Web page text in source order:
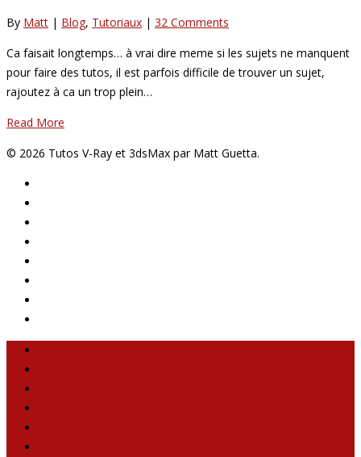
By Matt | Blog, Tutoriaux | 32 Comments
Ca faisait longtemps… à vrai dire meme si les sujets ne manquent
pour faire des tutos, il est parfois difficile de trouver un sujet,
rajoutez à ca un trop plein…
Read More
© 2026 Tutos V-Ray et 3dsMax par Matt Guetta.